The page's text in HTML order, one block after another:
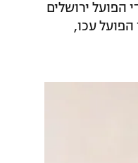
הפועל ירושלים
בין הפועל עכו,